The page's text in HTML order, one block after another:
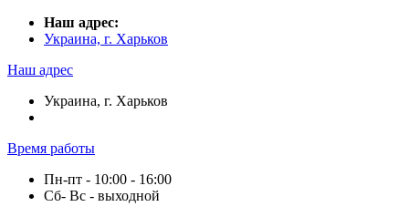
Наш адрес:
Украина, г. Харьков
Наш адрес
Украина, г. Харьков
Время работы
Пн-пт - 10:00 - 16:00
Сб- Вс - выходной